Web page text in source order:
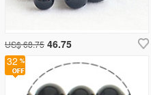
US$ 68.75 46.75
32